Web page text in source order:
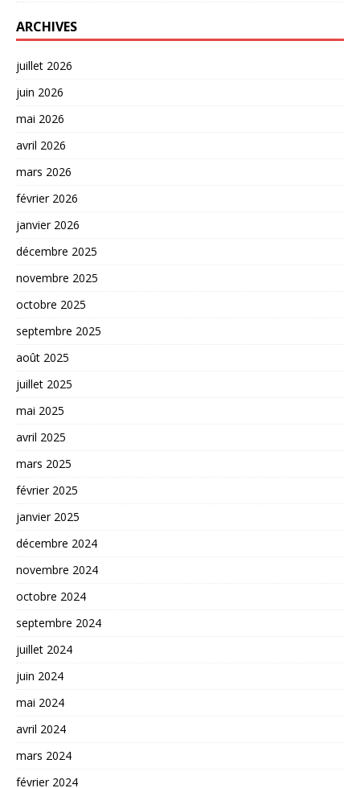
ARCHIVES
juillet 2026
juin 2026
mai 2026
avril 2026
mars 2026
février 2026
janvier 2026
décembre 2025
novembre 2025
octobre 2025
septembre 2025
août 2025
juillet 2025
mai 2025
avril 2025
mars 2025
février 2025
janvier 2025
décembre 2024
novembre 2024
octobre 2024
septembre 2024
juillet 2024
juin 2024
mai 2024
avril 2024
mars 2024
février 2024